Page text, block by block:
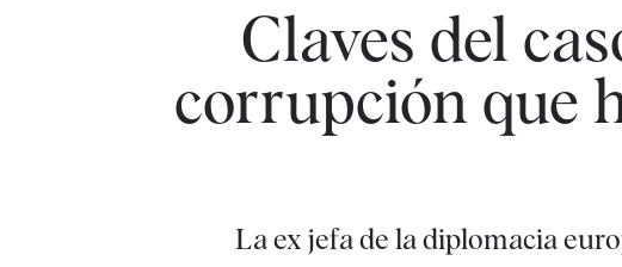
Claves del
corrupción que
La ex jefa de la diplomacia